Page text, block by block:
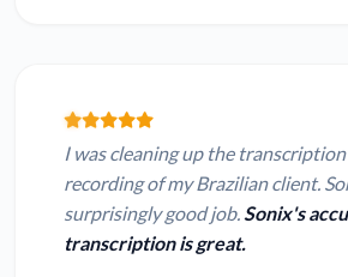
I was cleaning up the
recording of my Brazilian client.
surprisingly good job.Sonix's
transcription is great.